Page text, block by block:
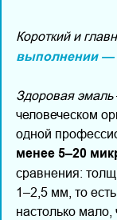
Короткий и
выполнении —
Здоровая эмаль
человеческом
одной
менее 5–20
сравнения:
1–2,5 мм, то
настолько